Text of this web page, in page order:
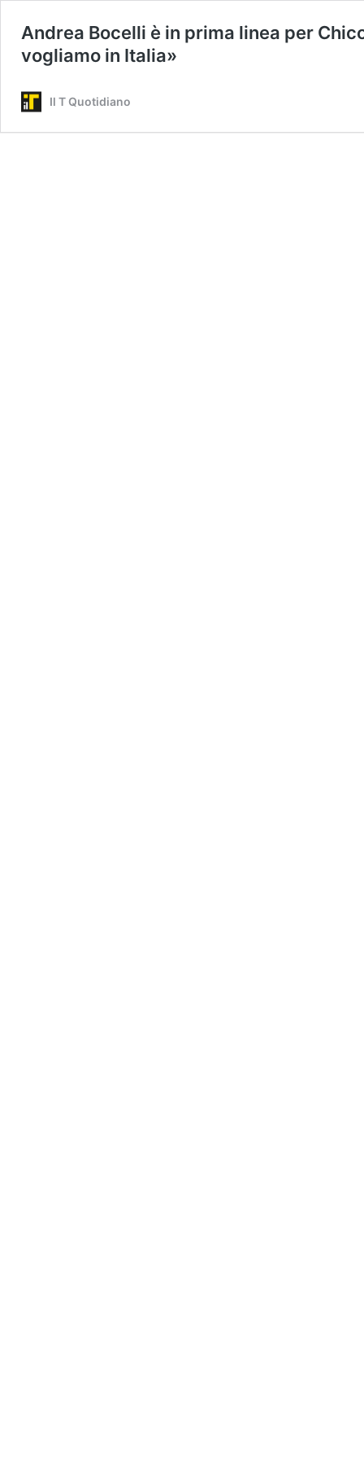
Andrea Bocelli è in prima linea per
vogliamo in Italia»
Il T Quotidiano